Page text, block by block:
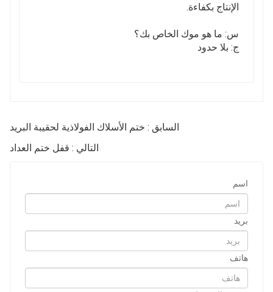
الإنتاج بكفاءة.
س: ما هو موك الخاص بك؟
ج: بلا حدود
السابق : ختم الأسلاك الفولاذية لحقيبة البريد
التالي : قفل ختم العداد
اسم
بريد
هاتف